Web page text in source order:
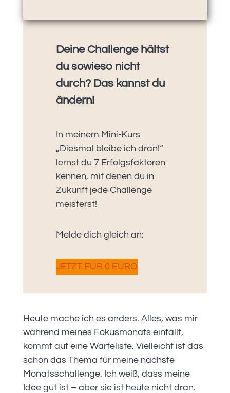
Deine Challenge hältst
du sowieso nicht
durch? Das kannst du
ändern!
In meinem Mini-Kurs
„Diesmal bleibe ich dran!“
lernst du 7 Erfolgsfaktoren
kennen, mit denen du in
Zukunft jede Challenge
meisterst!
Melde dich gleich an:
JETZT FÜR 0 EURO
Heute mache ich es anders. Alles, was mir
während meines Fokusmonats einfällt,
kommt auf eine Warteliste. Vielleicht ist das
schon das Thema für meine nächste
Monatsschallenge. Ich weiß, dass meine
Idee gut ist – aber sie ist heute nicht dran.